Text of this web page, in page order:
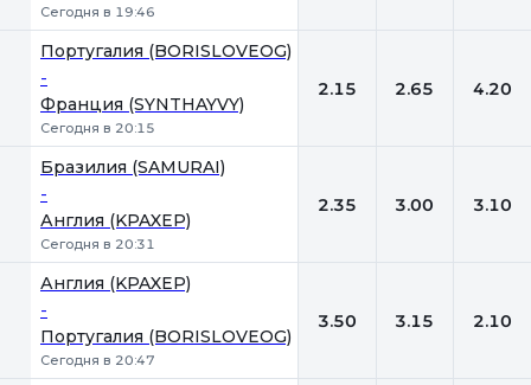
Сегодня в 19:46
Португалия (BORISLOVEOG)
-
Франция (SYNTHAYVY)
Сегодня в 20:15
2.15 2.65 4.20
Бразилия (SAMURAI)
-
Англия (KPAXEP)
Сегодня в 20:31
2.35 3.00 3.10
Англия (KPAXEP)
-
Португалия (BORISLOVEOG)
Сегодня в 20:47
3.50 3.15 2.10